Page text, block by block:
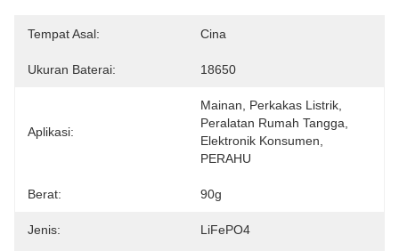
Tempat Asal: Cina
Ukuran Baterai: 18650
Aplikasi:
Mainan, Perkakas Listrik,
Peralatan Rumah Tangga,
Elektronik Konsumen,
PERAHU
Berat: 90g
Jenis: LiFePO4